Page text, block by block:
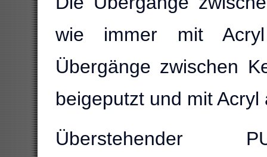
wie immer mit
Übergänge zwischen
beigeputzt und mit Acryl
Überstehender